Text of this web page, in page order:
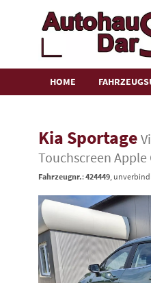
HOME
Kia Sportage
Touchscreen Apple
Fahrzeugnr.: 424449 ,